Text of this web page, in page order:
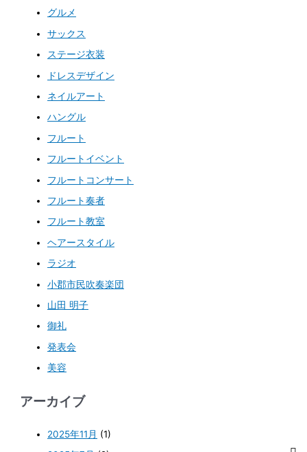
グルメ
サックス
ステージ衣装
ドレスデザイン
ネイルアート
ハングル
フルート
フルートイベント
フルートコンサート
フルート奏者
フルート教室
ヘアースタイル
ラジオ
小郡市民吹奏楽団
山田 明子
御礼
発表会
美容
アーカイブ
2025年11月 (1)